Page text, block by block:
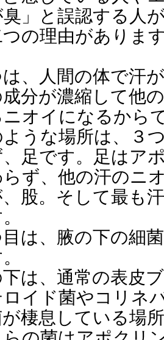
臭」と誤認する人
つの理由がありま
、人間の体で汗
成分が濃縮して他
ニオイになるから
ような場所は、３
、足です。足はア
ず、他の汗のニ
股。そして最も
は、腋の下の細
下は、通常の表皮
ロイド菌やコリネ
棲息している場